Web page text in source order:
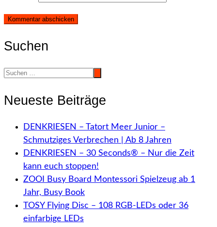
Suchen
Neueste Beiträge
DENKRIESEN – Tatort Meer Junior –
Schmutziges Verbrechen | Ab 8 Jahren
DENKRIESEN – 30 Seconds® – Nur die Zeit
kann euch stoppen!
ZOOI Busy Board Montessori Spielzeug ab 1
Jahr, Busy Book
TOSY Flying Disc – 108 RGB-LEDs oder 36
einfarbige LEDs